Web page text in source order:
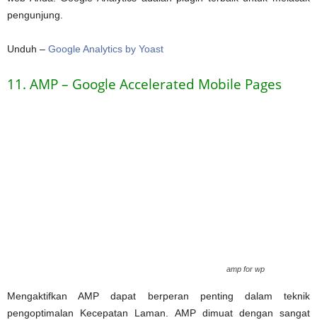
pengunjung.
Unduh – Google Analytics by Yoast
11. AMP – Google Accelerated Mobile Pages
amp for wp
Mengaktifkan AMP dapat berperan penting dalam teknik
pengoptimalan Kecepatan Laman. AMP dimuat dengan sangat